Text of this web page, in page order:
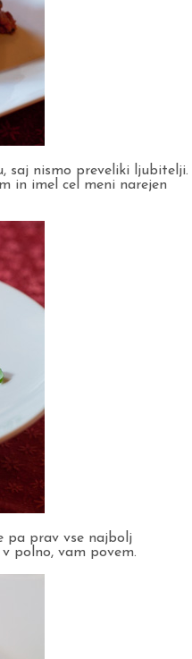
saj nismo preveliki ljubitelji.
in imel cel meni narejen
pa prav vse najbolj
polno, vam povem.